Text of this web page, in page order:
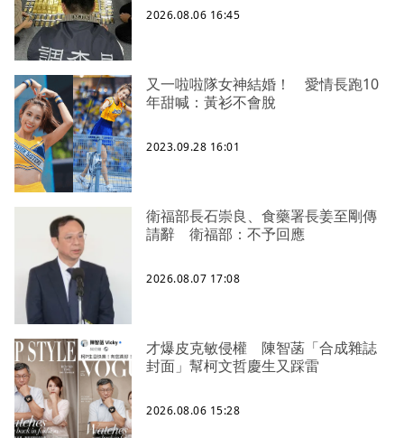
2026.08.06 16:45
又一啦啦隊女神結婚！ 愛情長跑10
年甜喊：黃衫不會脫
2023.09.28 16:01
衛福部長石崇良、食藥署長姜至剛傳
請辭 衛福部：不予回應
2026.08.07 17:08
才爆皮克敏侵權 陳智菡「合成雜誌
封面」幫柯文哲慶生又踩雷
2026.08.06 15:28